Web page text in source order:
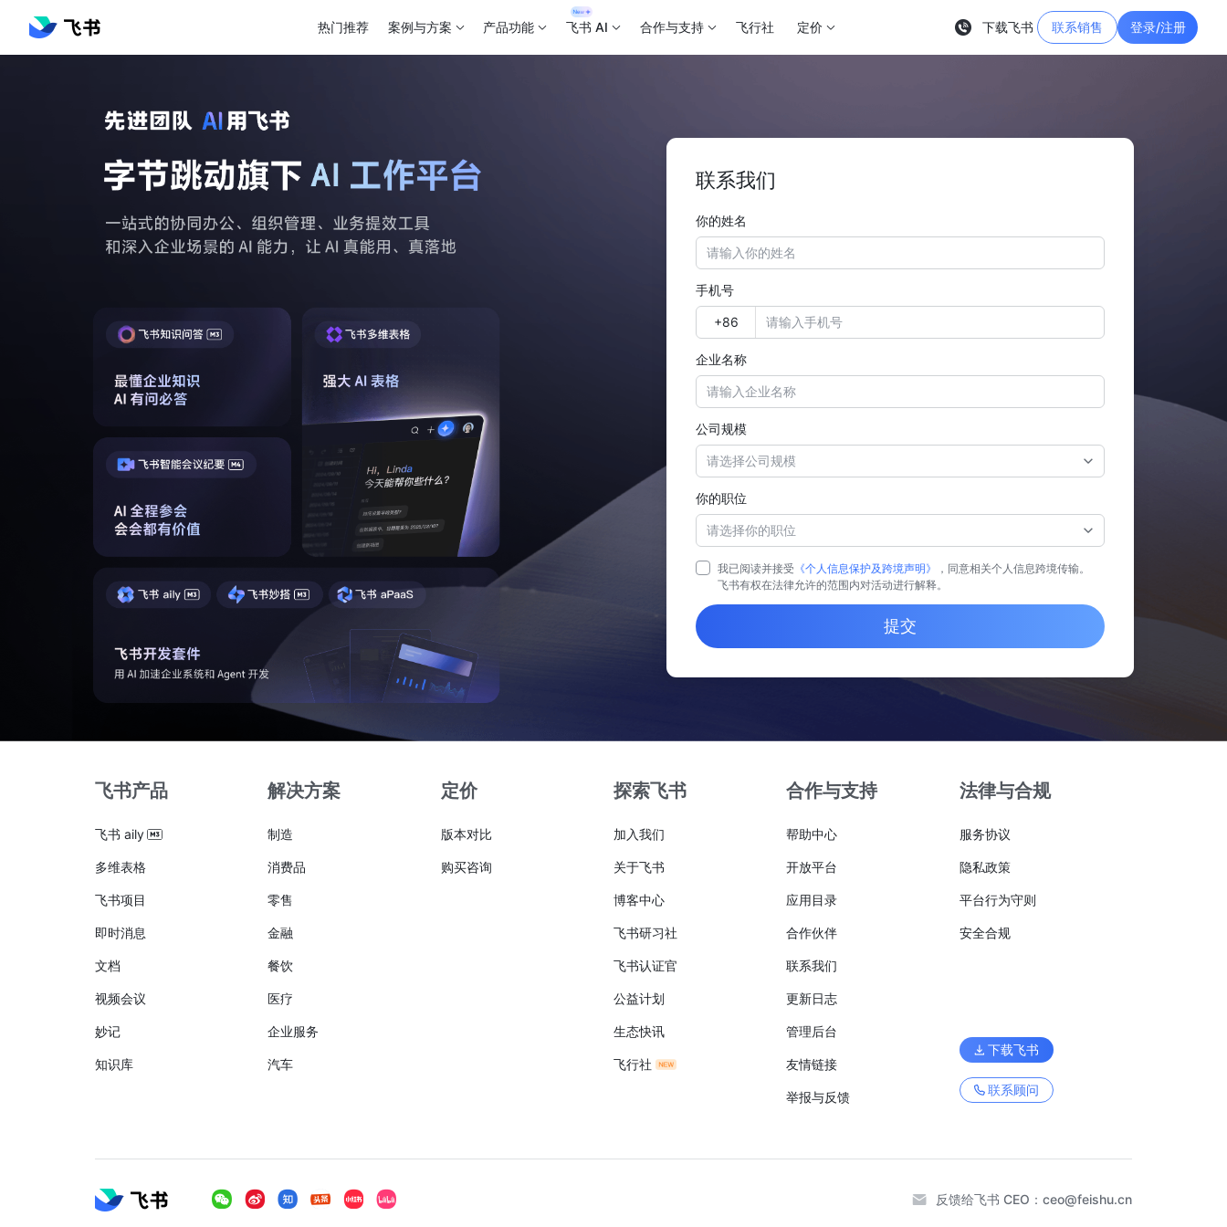
热门推荐 案例与方案 产品功能 飞书 AI 合作与支持 飞行社 定价 下载飞书 联系销售 登录/注册
联系我们
你的姓名
手机号
企业名称
公司规模
请选择公司规模
你的职位
请选择你的职位
我已阅读并接受 《个人信息保护及跨境声明》
，同意相关个人信息跨境传输。
飞书有权在法律允许的范围内对活动进行解释。
提交
飞书产品
飞书 aily
多维表格
飞书项目
即时消息
文档
视频会议
妙记
知识库
解决方案
制造
消费品
零售
金融
餐饮
医疗
企业服务
汽车
定价
版本对比
购买咨询
探索飞书
加入我们
关于飞书
博客中心
飞书研习社
飞书认证官
公益计划
生态快讯
飞行社
合作与支持
帮助中心
开放平台
应用目录
合作伙伴
联系我们
更新日志
管理后台
友情链接
举报与反馈
法律与合规
服务协议
隐私政策
平台行为守则
安全合规
下载飞书
联系顾问
反馈给飞书 CEO： ceo@feishu.cn